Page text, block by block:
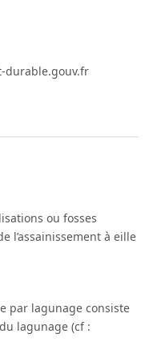
durable.gouv.fr
ou fosses
l’assainissement à eille
par lagunage consiste
lagunage (cf :